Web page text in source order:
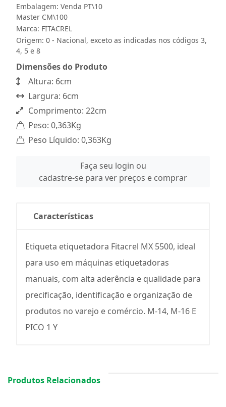
Embalagem: Venda PT\10
Master CM\100
Marca: FITACREL
Origem: 0 - Nacional, exceto as indicadas nos códigos 3,
4, 5 e 8
Dimensões do Produto
Altura: 6cm
Largura: 6cm
Comprimento: 22cm
Peso: 0,363Kg
Peso Líquido: 0,363Kg
Faça seu login ou
cadastre-se para ver preços e comprar
Características
Etiqueta etiquetadora Fitacrel MX 5500, ideal
para uso em máquinas etiquetadoras
manuais, com alta aderência e qualidade para
precificação, identificação e organização de
produtos no varejo e comércio. M-14, M-16 E
PICO 1 Y
Produtos Relacionados